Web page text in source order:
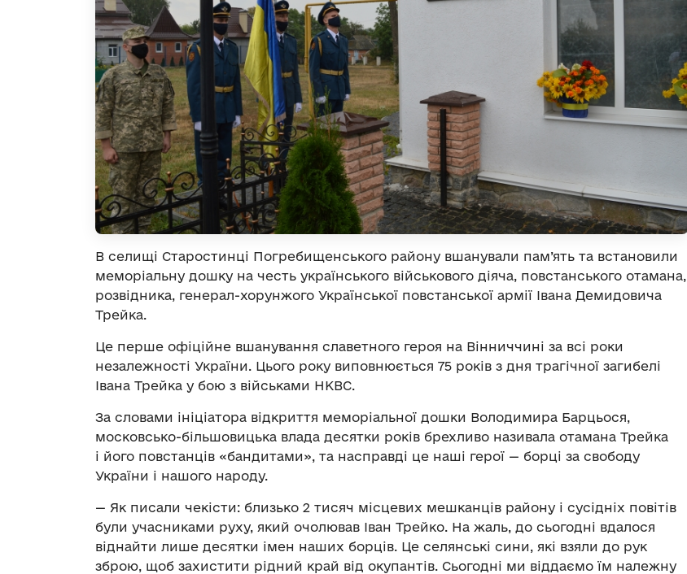
В селищі Старостинці Погребищенського району вшанували пам’ять та встановили
меморіальну дошку на честь українського військового діяча, повстанського отамана,
розвідника, генерал-хорунжого Української повстанської армії Івана Демидовича
Трейка.
Це перше офіційне вшанування славетного героя на Вінниччині за всі роки
незалежності України. Цього року виповнюється 75 років з дня трагічної загибелі
Івана Трейка у бою з військами НКВС.
За словами ініціатора відкриття меморіальної дошки Володимира Барцьося,
московсько-більшовицька влада десятки років брехливо називала отамана Трейка
і його повстанців «бандитами», та насправді це наші герої — борці за свободу
України і нашого народу.
— Як писали чекісти: близько 2 тисяч місцевих мешканців району і сусідніх повітів
були учасниками руху, який очолював Іван Трейко. На жаль, до сьогодні вдалося
віднайти лише десятки імен наших борців. Це селянські сини, які взяли до рук
зброю, щоб захистити рідний край від окупантів. Сьогодні ми віддаємо їм належну